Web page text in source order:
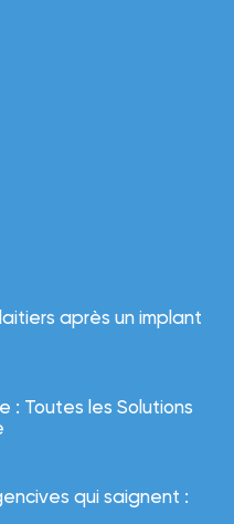
après un implant
Toutes les Solutions
qui saignent :